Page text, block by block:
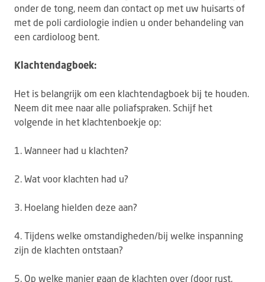
onder de tong, neem dan contact op met uw huisarts of
met de poli cardiologie indien u onder behandeling van
een cardioloog bent.
Klachtendagboek:
Het is belangrijk om een klachtendagboek bij te houden.
Neem dit mee naar alle poliafspraken. Schijf het
volgende in het klachtenboekje op:
1. Wanneer had u klachten?
2. Wat voor klachten had u?
3. Hoelang hielden deze aan?
4. Tijdens welke omstandigheden/bij welke inspanning
zijn de klachten ontstaan?
5. Op welke manier gaan de klachten over (door rust,